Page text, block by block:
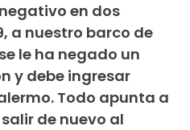
en dos
a nuestro barco de
le ha negado un
y debe ingresar
Todo apunta a
de nuevo al